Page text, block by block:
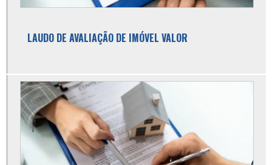
Declaração de vistoria de obra
Empresa de avaliação de imóveis
Empresa de consultoria em engenharia
Empresa de consultoria imobiliária
Empresa de engenharia civil
LAUDO DE AVALIAÇÃO DE IMÓVEL VALOR